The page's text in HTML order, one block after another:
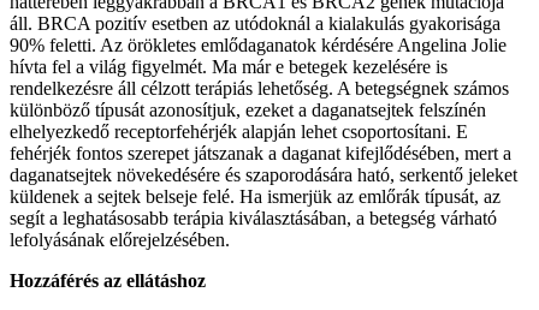
áll. BRCA pozitív esetben az utódoknál a kialakulás gyakorisága
90% feletti. Az örökletes emlődaganatok kérdésére Angelina Jolie
hívta fel a világ figyelmét. Ma már e betegek kezelésére is
rendelkezésre áll célzott terápiás lehetőség. A betegségnek számos
különböző típusát azonosítjuk, ezeket a daganatsejtek felszínén
elhelyezkedő receptorfehérjék alapján lehet csoportosítani. E
fehérjék fontos szerepet játszanak a daganat kifejlődésében, mert a
daganatsejtek növekedésére és szaporodására ható, serkentő jeleket
küldenek a sejtek belseje felé. Ha ismerjük az emlőrák típusát, az
segít a leghatásosabb terápia kiválasztásában, a betegség várható
lefolyásának előrejelzésében.
Hozzáférés az ellátáshoz